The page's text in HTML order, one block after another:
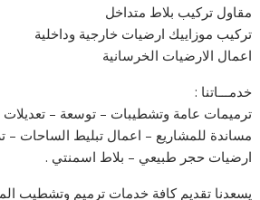
مقاول تركيب بلاط متداخل
تركيب موزاييك ارضيات خارجية وداخلية
اعمال الارضيات الخرسانية
خدمـــاتنا :
ترميمات عامة وتشطيبات – توسعة –
مساندة للمشاريع – اعمال تبليط الساحات –
ارضيات حجر طبيعي – بلاط اسمنتي .
يسعدنا تقديم كافة خدمات ترميم وتشطيب